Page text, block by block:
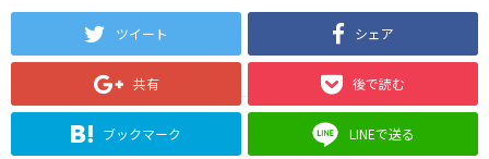
ツイート シェア
共有 後で読む
ブックマーク LINEで送る